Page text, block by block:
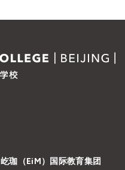
屹珈（EiM）国际教育集团